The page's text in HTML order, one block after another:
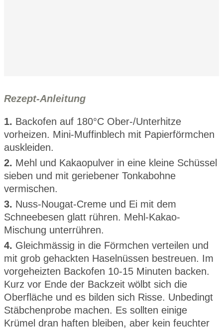
Rezept-Anleitung
1. Backofen auf 180°C Ober-/Unterhitze
vorheizen. Mini-Muffinblech mit Papierförmchen
auskleiden.
2. Mehl und Kakaopulver in eine kleine Schüssel
sieben und mit geriebener Tonkabohne
vermischen.
3. Nuss-Nougat-Creme und Ei mit dem
Schneebesen glatt rühren. Mehl-Kakao-
Mischung unterrühren.
4. Gleichmässig in die Förmchen verteilen und
mit grob gehackten Haselnüssen bestreuen. Im
vorgeheizten Backofen 10-15 Minuten backen.
Kurz vor Ende der Backzeit wölbt sich die
Oberfläche und es bilden sich Risse. Unbedingt
Stäbchenprobe machen. Es sollten einige
Krümel dran haften bleiben, aber kein feuchter